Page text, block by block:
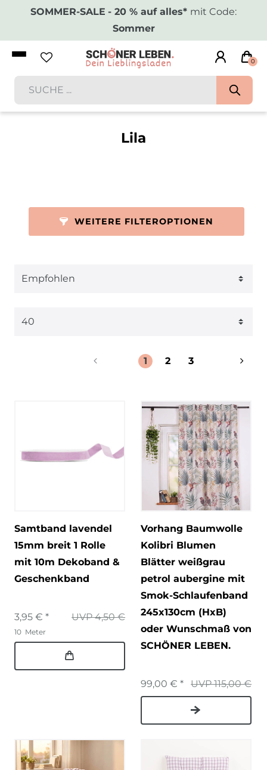
SOMMER-SALE - 20 % auf alles* mit Code:
Sommer
0
Lila
WEITERE FILTEROPTIONEN
1 2 3
Samtband lavendel
15mm breit 1 Rolle
mit 10m Dekoband &
Geschenkband
UVP 4,50 €
3,95 € *
10 Meter
Vorhang Baumwolle
Kolibri Blumen
Blätter weißgrau
petrol aubergine mit
Smok-Schlaufenband
245x130cm (HxB)
oder Wunschmaß von
SCHÖNER LEBEN.
UVP 115,00 €
99,00 € *